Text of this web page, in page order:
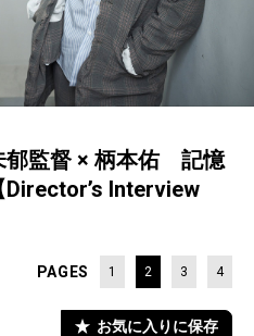
郁監督 × 柄本佑 記憶
Interview
PAGES 1 2 3 4
お気に入りに保存